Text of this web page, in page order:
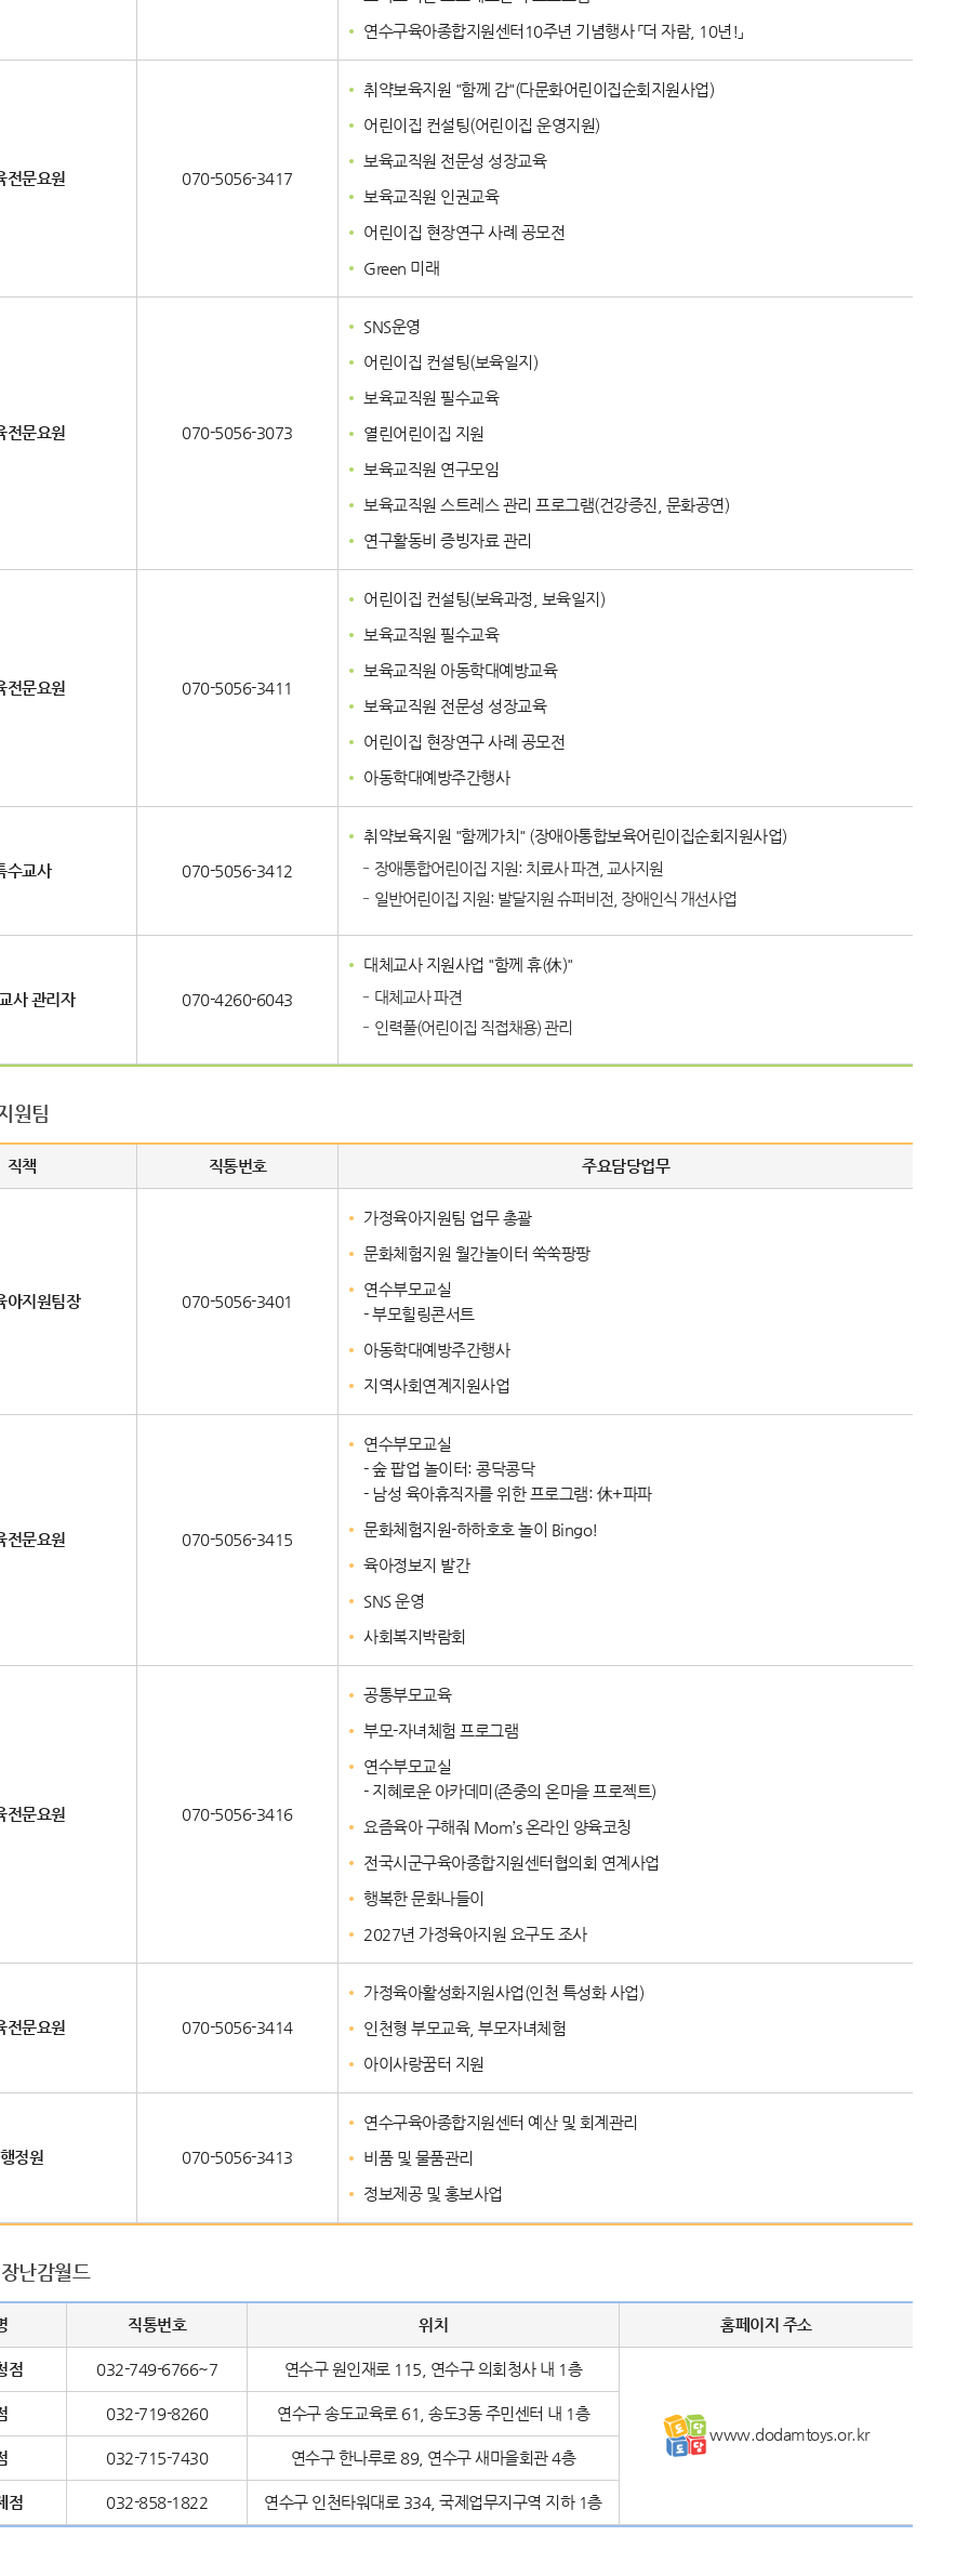
연수구육아종합지원센터10주년 기념행사 「더 자람, 10년!」
전문요원 070-5056-3417
취약보육지원 "함께 감"(다문화어린이집순회지원사업)
어린이집 컨설팅(어린이집 운영지원)
보육교직원 전문성 성장교육
보육교직원 인권교육
어린이집 현장연구 사례 공모전
Green 미래
전문요원 070-5056-3073
SNS운영
어린이집 컨설팅(보육일지)
보육교직원 필수교육
열린어린이집 지원
보육교직원 연구모임
보육교직원 스트레스 관리 프로그램(건강증진, 문화공연)
연구활동비 증빙자료 관리
전문요원 070-5056-3411
어린이집 컨설팅(보육과정, 보육일지)
보육교직원 필수교육
보육교직원 아동학대예방교육
보육교직원 전문성 성장교육
어린이집 현장연구 사례 공모전
아동학대예방주간행사
수교사 070-5056-3412
취약보육지원 "함께가치" (장애아통합보육어린이집순회지원사업)
장애통합어린이집 지원: 치료사 파견, 교사지원
일반어린이집 지원: 발달지원 슈퍼비전, 장애인식 개선사업
사 관리자 070-4260-6043
대체교사 지원사업 "함께 휴(休)"
대체교사 파견
인력풀(어린이집 직접채용) 관리
원팀
직책 직통번호 주요담당업무
아지원팀장 070-5056-3401
가정육아지원팀 업무 총괄
문화체험지원 월간놀이터 쑥쑥팡팡
연수부모교실
- 부모힐링콘서트
아동학대예방주간행사
지역사회연계지원사업
전문요원 070-5056-3415
연수부모교실
- 숲 팝업 놀이터: 콩닥콩닥
- 남성 육아휴직자를 위한 프로그램: 休+파파
문화체험지원-하하호호 놀이 Bingo!
육아정보지 발간
SNS 운영
사회복지박람회
전문요원 070-5056-3416
공통부모교육
부모-자녀체험 프로그램
연수부모교실
- 지혜로운 아카데미(존중의 온마을 프로젝트)
요즘육아 구해줘 Mom’s 온라인 양육코칭
전국시군구육아종합지원센터협의회 연계사업
행복한 문화나들이
2027년 가정육아지원 요구도 조사
전문요원 070-5056-3414
가정육아활성화지원사업(인천 특성화 사업)
인천형 부모교육, 부모자녀체험
아이사랑꿈터 지원
행정원 070-5056-3413
연수구육아종합지원센터 예산 및 회계관리
비품 및 물품관리
정보제공 및 홍보사업
난감월드
직통번호 위치 홈페이지 주소
점 032-749-6766~7 연수구 원인재로 115, 연수구 의회청사 내 1층
www.dodamtoys.or.kr
032-719-8260 연수구 송도교육로 61, 송도3동 주민센터 내 1층
032-715-7430 연수구 한나루로 89, 연수구 새마을회관 4층
점 032-858-1822 연수구 인천타워대로 334, 국제업무지구역 지하 1층